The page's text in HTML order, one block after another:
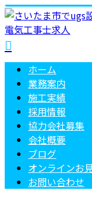
ホーム
業務案内
施工実績
採用情報
協力会社募集
会社概要
ブログ
オンラインお
お問い合わせ